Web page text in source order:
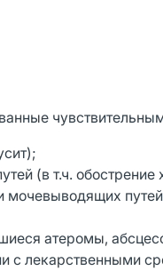
(в т.ч.
путей
атеромы,
с лекарственными